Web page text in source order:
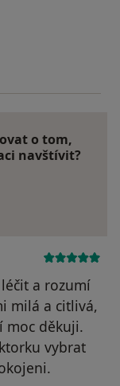
byl odstraněn
o tom,
navštívit?
a rozumí
milá a citlivá,
moc děkuji.
vybrat